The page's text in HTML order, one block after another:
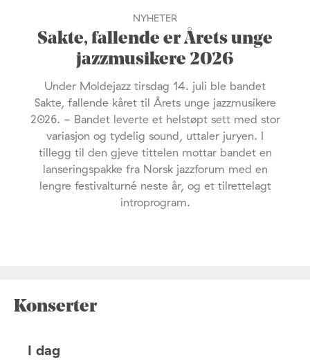
NYHETER
Sakte, fallende er Årets unge
jazzmusikere 2026
Under Moldejazz tirsdag 14. juli ble bandet
Sakte, fallende kåret til Årets unge jazzmusikere
2026. - Bandet leverte et helstøpt sett med stor
variasjon og tydelig sound, uttaler juryen. I
tillegg til den gjeve tittelen mottar bandet en
lanseringspakke fra Norsk jazzforum med en
lengre festivalturné neste år, og et tilrettelagt
introprogram.
Konserter
I dag